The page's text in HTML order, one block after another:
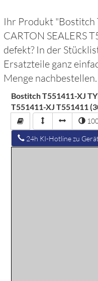
Ihr Produkt "Bostitch
CARTON SEALERS
defekt? In der
Ersatzteile ganz
Menge nachbestellen.
Bostitch T551411-XJ
T551411-XJ T551411
24h KI-Hotline zu